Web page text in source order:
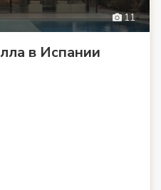
11
в Испании